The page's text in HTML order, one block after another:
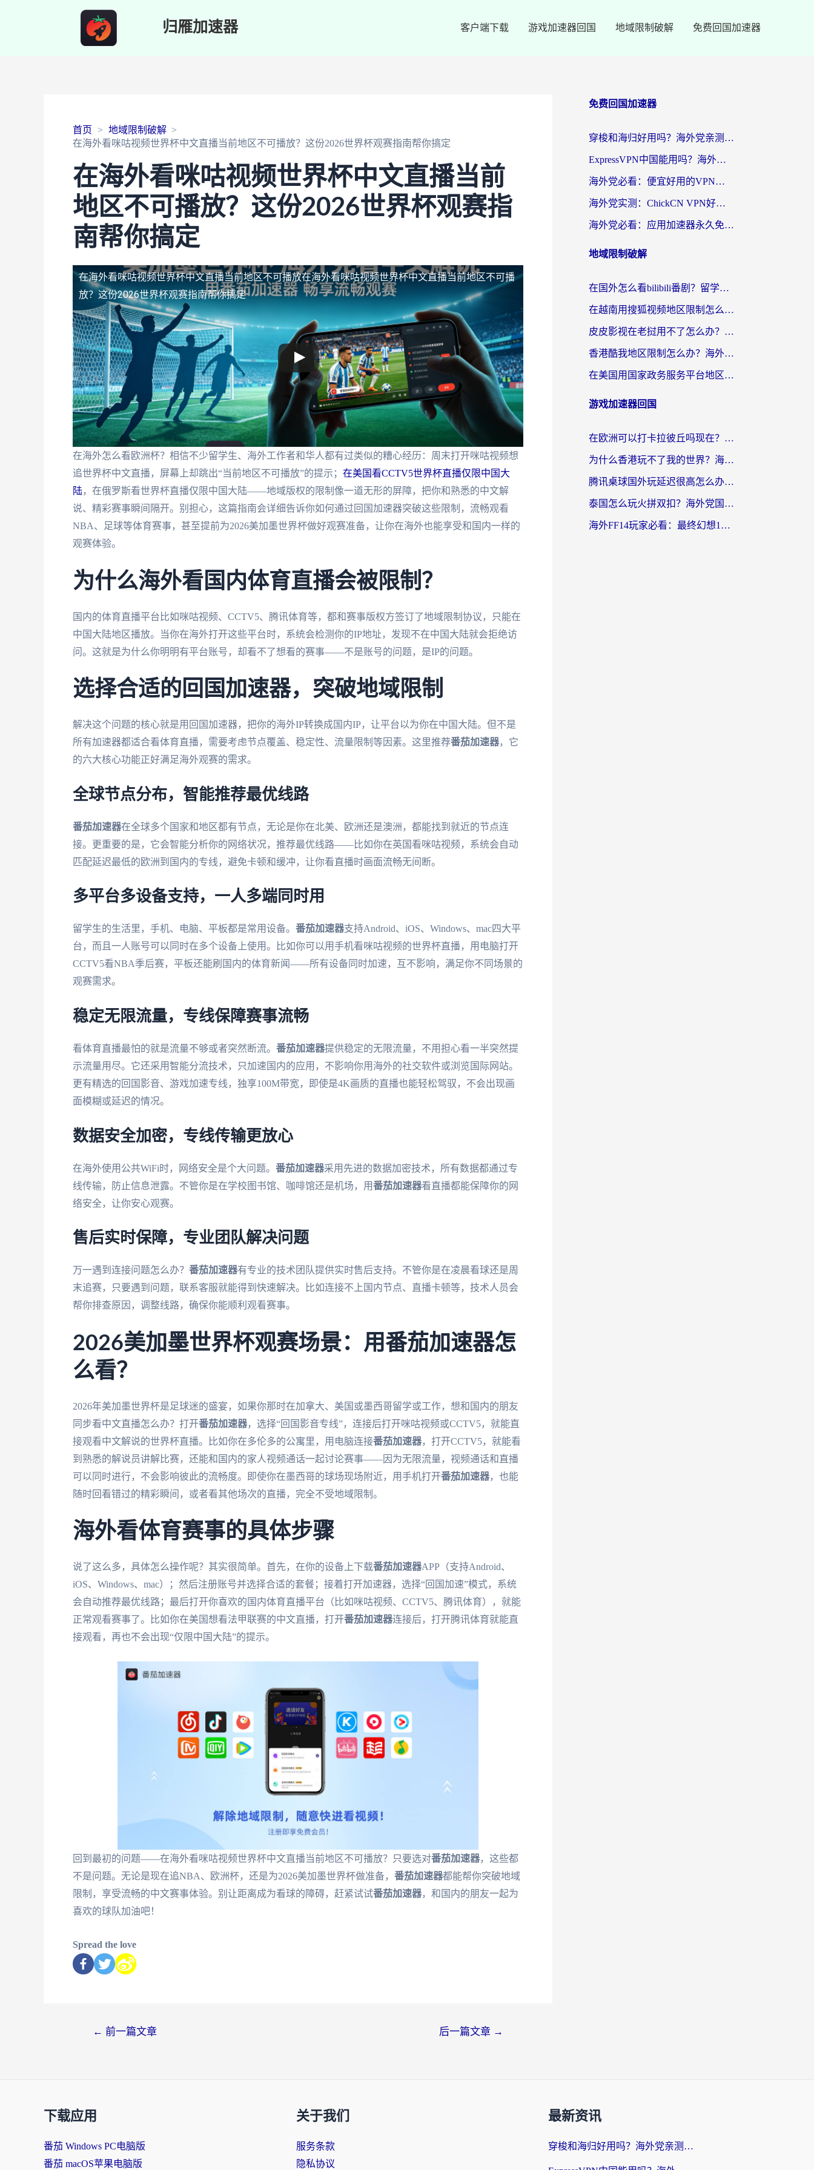
归雁加速器 客户端下载 游戏加速器回国 地域限制破解 免费回国加速器
首页
地域限制破解
在海外看咪咕视频世界杯中文直播当前地区不可播放？这份2026世界杯观赛指南帮你搞定
在海外看咪咕视频世界杯中文直播当前
地区不可播放？这份2026世界杯观赛指
南帮你搞定
在海外看咪咕视频世界杯中文直播当前地区不可播放在海外看咪咕视频世界杯中文直播当前地区不可播
放？这份2026世界杯观赛指南帮你搞定
在海外怎么看欧洲杯？相信不少留学生、海外工作者和华人都有过类似的糟心经历：周末打开咪咕视频想
追世界杯中文直播，屏幕上却跳出“当前地区不可播放”的提示； 在美国看CCTV5世界杯直播仅限中国大
陆，在俄罗斯看世界杯直播仅限中国大陆——地域版权的限制像一道无形的屏障，把你和熟悉的中文解
说、精彩赛事瞬间隔开。别担心，这篇指南会详细告诉你如何通过回国加速器突破这些限制，流畅观看
NBA、足球等体育赛事，甚至提前为2026美加墨世界杯做好观赛准备，让你在海外也能享受和国内一样的
观赛体验。
为什么海外看国内体育直播会被限制？
国内的体育直播平台比如咪咕视频、CCTV5、腾讯体育等，都和赛事版权方签订了地域限制协议，只能在
中国大陆地区播放。当你在海外打开这些平台时，系统会检测你的IP地址，发现不在中国大陆就会拒绝访
问。这就是为什么你明明有平台账号，却看不了想看的赛事——不是账号的问题，是IP的问题。
选择合适的回国加速器，突破地域限制
解决这个问题的核心就是用回国加速器，把你的海外IP转换成国内IP，让平台以为你在中国大陆。但不是
所有加速器都适合看体育直播，需要考虑节点覆盖、稳定性、流量限制等因素。这里推荐番茄加速器，它
的六大核心功能正好满足海外观赛的需求。
全球节点分布，智能推荐最优线路
番茄加速器在全球多个国家和地区都有节点，无论是你在北美、欧洲还是澳洲，都能找到就近的节点连
接。更重要的是，它会智能分析你的网络状况，推荐最优线路——比如你在英国看咪咕视频，系统会自动
匹配延迟最低的欧洲到国内的专线，避免卡顿和缓冲，让你看直播时画面流畅无间断。
多平台多设备支持，一人多端同时用
留学生的生活里，手机、电脑、平板都是常用设备。 番茄加速器支持Android、iOS、Windows、mac四大平
台，而且一人账号可以同时在多个设备上使用。比如你可以用手机看咪咕视频的世界杯直播，用电脑打开
CCTV5看NBA季后赛，平板还能刷国内的体育新闻——所有设备同时加速，互不影响，满足你不同场景的
观赛需求。
稳定无限流量，专线保障赛事流畅
看体育直播最怕的就是流量不够或者突然断流。 番茄加速器提供稳定的无限流量，不用担心看一半突然提
示流量用尽。它还采用智能分流技术，只加速国内的应用，不影响你用海外的社交软件或浏览国际网站。
更有精选的回国影音、游戏加速专线，独享100M带宽，即使是4K画质的直播也能轻松驾驭，不会出现画
面模糊或延迟的情况。
数据安全加密，专线传输更放心
在海外使用公共WiFi时，网络安全是个大问题。 番茄加速器采用先进的数据加密技术，所有数据都通过专
线传输，防止信息泄露。不管你是在学校图书馆、咖啡馆还是机场，用番茄加速器看直播都能保障你的网
络安全，让你安心观赛。
售后实时保障，专业团队解决问题
万一遇到连接问题怎么办？ 番茄加速器有专业的技术团队提供实时售后支持。不管你是在凌晨看球还是周
末追赛，只要遇到问题，联系客服就能得到快速解决。比如连接不上国内节点、直播卡顿等，技术人员会
帮你排查原因，调整线路，确保你能顺利观看赛事。
2026美加墨世界杯观赛场景：用番茄加速器怎
么看？
2026年美加墨世界杯是足球迷的盛宴，如果你那时在加拿大、美国或墨西哥留学或工作，想和国内的朋友
同步看中文直播怎么办？打开番茄加速器，选择“回国影音专线”，连接后打开咪咕视频或CCTV5，就能直
接观看中文解说的世界杯直播。比如你在多伦多的公寓里，用电脑连接番茄加速器，打开CCTV5，就能看
到熟悉的解说员讲解比赛，还能和国内的家人视频通话一起讨论赛事——因为无限流量，视频通话和直播
可以同时进行，不会影响彼此的流畅度。即使你在墨西哥的球场现场附近，用手机打开番茄加速器，也能
随时回看错过的精彩瞬间，或者看其他场次的直播，完全不受地域限制。
海外看体育赛事的具体步骤
说了这么多，具体怎么操作呢？其实很简单。首先，在你的设备上下载番茄加速器APP（支持Android、
iOS、Windows、mac）；然后注册账号并选择合适的套餐；接着打开加速器，选择“回国加速”模式，系统
会自动推荐最优线路；最后打开你喜欢的国内体育直播平台（比如咪咕视频、CCTV5、腾讯体育），就能
正常观看赛事了。比如你在美国想看法甲联赛的中文直播，打开番茄加速器连接后，打开腾讯体育就能直
接观看，再也不会出现“仅限中国大陆”的提示。
回到最初的问题——在海外看咪咕视频世界杯中文直播当前地区不可播放？只要选对番茄加速器，这些都
不是问题。无论是现在追NBA、欧洲杯，还是为2026美加墨世界杯做准备， 番茄加速器都能帮你突破地域
限制，享受流畅的中文赛事体验。别让距离成为看球的障碍，赶紧试试番茄加速器，和国内的朋友一起为
喜欢的球队加油吧！
Spread the love
← 前一篇文章 后一篇文章 →
免费回国加速器
穿梭和海归好用吗？海外党亲测：3步选对回国加速器，无缝刷国内剧玩手游
ExpressVPN中国能用吗？海外党翻回国内的加速器选择指南（附番茄加速器实测）
海外党必看：便宜好用的VPN怎么选？3步解决回国访问难题+Steam改区技巧
海外党实测：ChickCN VPN好用吗？和OurPlay VPN对比哪个回国效果更好？附避坑指南
海外党必看：应用加速器永久免费版真的靠谱吗？教你选对回国加速器无缝刷国内资源
地域限制破解
在国外怎么看bilibili番剧？留学生亲测有效的地域限制突破指南（附酷我酷狗音乐解决方法）
在越南用搜狐视频地区限制怎么办？3招解决海外看国内剧难题（附西瓜视频CCTV观看技巧）
皮皮影视在老挝用不了怎么办？3步解决海外看国内影视&财经的痛点
香港酷我地区限制怎么办？海外党亲测有效的回国加速方案来了
在美国用国家政务服务平台地区限制怎么办？海外华人必备的突破攻略（附追剧看片技巧）
游戏加速器回国
在欧洲可以打卡拉彼丘吗现在？海外党国服游戏加速器终极避坑指南
为什么香港玩不了我的世界？海外党国服游戏加速终极解决方案
腾讯桌球国外玩延迟很高怎么办？海外党亲测有效的国服游戏加速指南
泰国怎么玩火拼双扣？海外党国服游戏加速终极指南（附暗区突围植物大战僵尸实测）
海外FF14玩家必看：最终幻想14国外加速器下载安装全攻略+卡顿解决秘籍
下载应用
番茄 Windows PC电脑版
番茄 macOS苹果电脑版
关于我们
服务条款
隐私协议
最新资讯
穿梭和海归好用吗？海外党亲测：3步选对回国加速器，无缝刷国内剧玩手游